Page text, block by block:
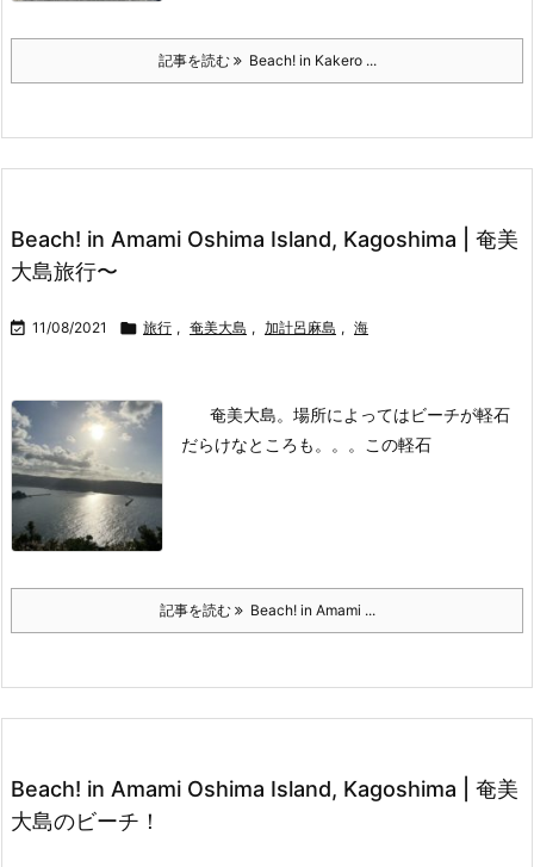
記事を読む Beach! in Kakero ...
Beach! in Amami Oshima Island, Kagoshima | 奄美
大島旅行〜
 11/08/2021  旅行 , 奄美大島 , 加計呂麻島 , 海
奄美大島。場所によってはビーチが軽石
だらけなところも。。。
この軽石
記事を読む Beach! in Amami ...
Beach! in Amami Oshima Island, Kagoshima | 奄美
大島のビーチ！